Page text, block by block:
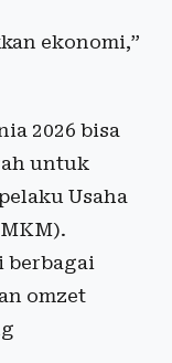
ekonomi,”
2026 bisa
untuk
Usaha
berbagai
omzet